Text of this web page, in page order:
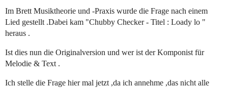
Im Brett Musiktheorie und -Praxis wurde die Frage nach einem
Lied gestellt .Dabei kam "Chubby Checker - Titel : Loady lo "
heraus .
Ist dies nun die Originalversion und wer ist der Komponist für
Melodie & Text .
Ich stelle die Frage hier mal jetzt ,da ich annehme ,das nicht alle